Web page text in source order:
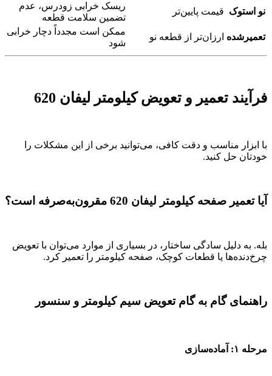
نو استوک قیمت پایین‌تر
ریسک خرابی زودرس، عدم
تضمین سلامت قطعه
تعمیرشده ارزان‌تر از قطعه نو
ممکن است مجدداً دچار خرابی
شود
فرآیند تعمیر و تعویض کیلومتر لیفان 620
با ابزار مناسب و دقت کافی، می‌توانید برخی از این مشکلات را
خودتان حل کنید.
آیا تعمیر صفحه کیلومتر لیفان 620 مقرون‌به‌صرفه است؟
بله. به دلیل سادگی ساختار، در بسیاری از موارد می‌توان با تعویض
چرخ‌دنده‌ها یا قطعات کوچک، صفحه کیلومتر را تعمیر کرد.
راهنمای گام به گام تعویض سیم کیلومتر و سنسور
مرحله ۱: آماده‌سازی